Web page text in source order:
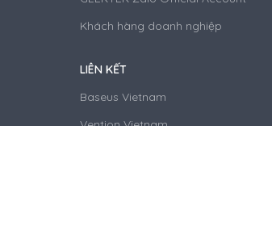
Khách hàng doanh nghiệp
LIÊN KẾT
Baseus Vietnam
Vention Vietnam